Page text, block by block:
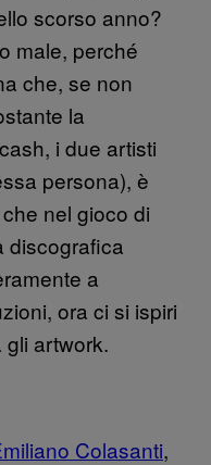
scorso anno?
male, perché
che, se non
la
i due artisti
persona), è
nel gioco di
discografica
a
ora ci si ispiri
artwork.
Colasanti,